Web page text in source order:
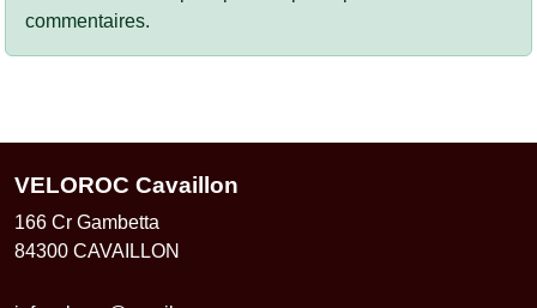
commentaires.
VELOROC Cavaillon
166 Cr Gambetta
84300 CAVAILLON